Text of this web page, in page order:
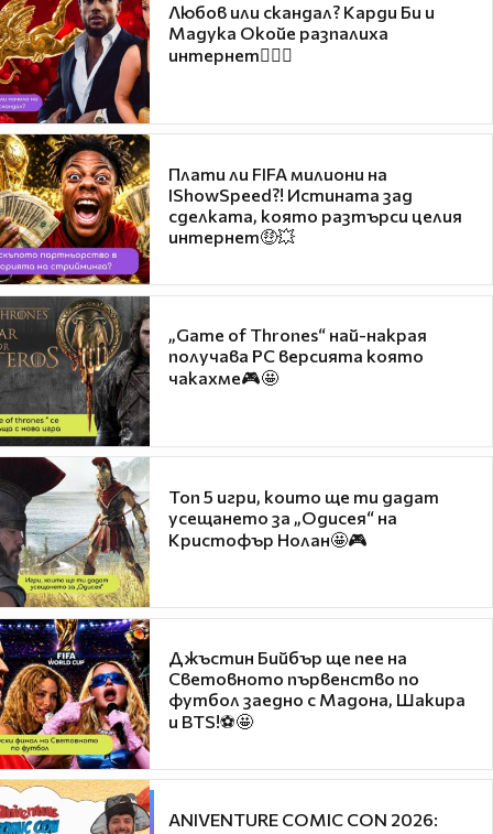
Любов или скандал? Карди Би и
Мадука Окойе разпалиха
интернет❤️‍🔥🔥
Плати ли FIFA милиони на
IShowSpeed?! Истината зад
сделката, която разтърси целия
интернет🤑💥
„Game of Thrones“ най-накрая
получава PC версията която
чакахме🎮🤩
Топ 5 игри, които ще ти дадат
усещането за „Одисея“ на
Кристофър Нолан🤩🎮
Джъстин Бийбър ще пее на
Световното първенство по
футбол заедно с Мадона, Шакира
и BTS!⚽🤩
ANIVENTURE COMIC CON 2026: